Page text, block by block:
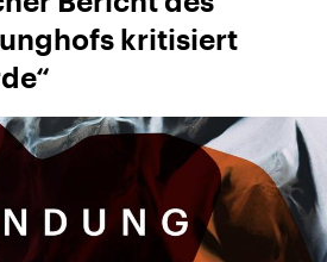
kritisiert